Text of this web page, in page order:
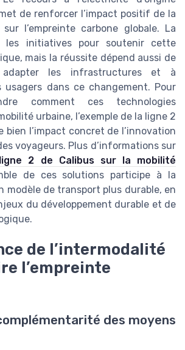
de renforcer l’impact positif de la
l’empreinte carbone globale. La
les initiatives pour soutenir cette
mais la réussite dépend aussi de
les infrastructures et à
usagers dans ce changement. Pour
comment ces technologies
urbaine, l’exemple de la ligne 2
bien l’impact concret de l’innovation
voyageurs. Plus d’informations sur
2 de Calibus sur la mobilité
de ces solutions participe à la
modèle de transport plus durable, en
du développement durable et de
de l’intermodalité
l’empreinte
des moyens